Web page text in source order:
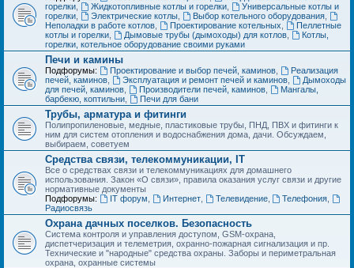
горелки
Жидкотопливные котлы и горелки,
Универсальные котлы и
горелки
Электрические котлы, Выбор котельного оборудования,
Неполадки в работе котлов
Проектирование котельных
Пеллетные
котлы и горелки
Дымовые трубы (дымоходы) для котлов,
Котлы,
горелки, котельное оборудование своими руками
Печи и камины
Подфорумы: Проектирование и выбор печей, каминов,
Реализация
печей, каминов
Эксплуатация и ремонт печей и каминов,
Дымоходы
для печей, каминов
Производители печей, каминов,
Мангалы,
барбекю, коптильни
Печи для бани
Трубы, арматура и фитинги
Полипропиленовые, медные, пластиковые трубы, ПНД, ПВХ и фитинги к
ним для систем отопления и водоснабжения дома, дачи. Обсуждаем,
выбираем, советуем
Средства связи, телекоммуникации, IT
Все о средствах связи и телекоммуникациях для домашнего
использования. Закон «О связи», правила оказания услуг связи и другие
нормативные документы
Подфорумы:
IT форум Интернет, Телевидение, Телефония
Радиосвязь
Охрана дачных поселков. Безопасность
Система контроля и управления доступом, GSM-охрана,
диспетчеризация и телеметрия, охранно-пожарная сигнализация и пр.
Технические и "народные" средства охраны. Заборы и периметральная
охрана, охранные системы